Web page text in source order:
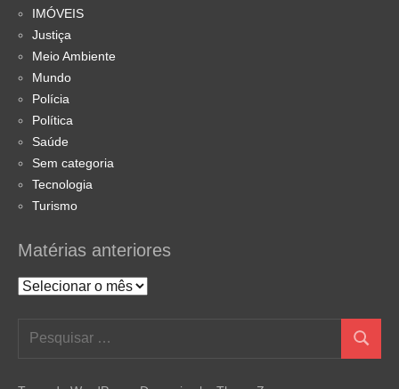
IMÓVEIS
Justiça
Meio Ambiente
Mundo
Polícia
Política
Saúde
Sem categoria
Tecnologia
Turismo
Matérias anteriores
Matérias